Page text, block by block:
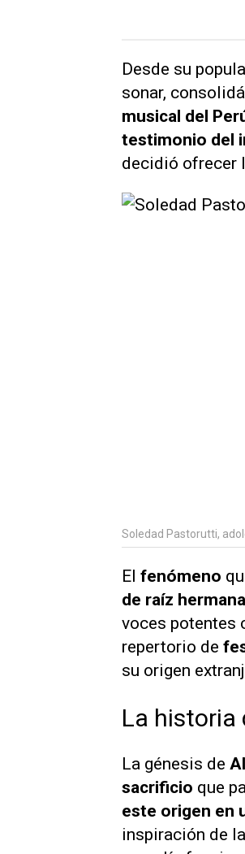
Desde su
sonar,
musical del
testimonio del
decidió ofrecer
Soledad Pastorutti,
El fenómeno
de raíz
voces potentes
repertorio de
su origen
La historia
La génesis de
sacrificio que
este origen en
inspiración de la